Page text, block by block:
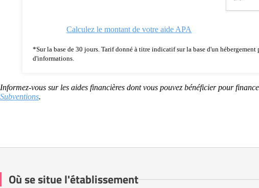
Calculez le montant de votre aide APA
*Sur la base de 30 jours. Tarif donné à titre indicatif sur la base d'un
d'informations.
Informez-vous sur les aides financières dont vous pouvez bénéficier pour
Subventions.
Où se situe l'établissement